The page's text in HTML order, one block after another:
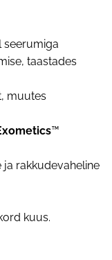
seerumiga
taastades
muutes
™
ja rakkudevaheline
kuus.